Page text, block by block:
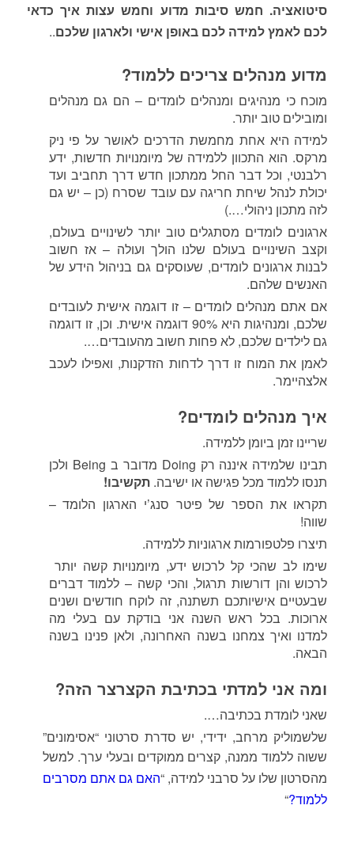
סיטואציה. חמש סיבות מדוע וחמש עצות איך כדאי
לכם לאמץ למידה לכם באופן אישי ולארגון שלכם..
מדוע מנהלים צריכים ללמוד?
מוכח כי מנהיגים ומנהלים לומדים – הם גם מנהלים
ומובילים טוב יותר.
למידה היא אחת מחמשת הדרכים לאושר על פי ניק
מרקס. הוא התכוון ללמידה של מיומנויות חדשות, ידע
רלבנטי, וכל דבר החל ממתכון חדש דרך תחביב ועד
יכולת לנהל שיחת חריגה עם עובד שסרח (כן – יש גם
לזה מתכון ניהולי….)
ארגונים לומדים מסתגלים טוב יותר לשינויים בעולם,
וקצב השינויים בעולם שלנו הולך ועולה – אז חשוב
לבנות ארגונים לומדים, שעוסקים גם בניהול הידע של
האנשים שלהם.
אם אתם מנהלים לומדים – זו דוגמה אישית לעובדים
שלכם, ומנהיגות היא 90% דוגמה אישית. וכן, זו דוגמה
גם לילדים שלכם, לא פחות חשוב מהעובדים….
לאמן את המוח זו דרך לדחות הזדקנות, ואפילו לעכב
אלצהיימר.
איך מנהלים לומדים?
שריינו זמן ביומן ללמידה.
תבינו שלמידה איננה רק Doing מדובר ב Being ולכן
תנסו ללמוד מכל פגישה או ישיבה. תקשיבו!
תקראו את הספר של פיטר סנג’י הארגון הלומד –
שווה!
תיצרו פלטפורמות ארגוניות ללמידה.
שימו לב שהכי קל לרכוש ידע, מיומנויות קשה יותר
לרכוש והן דורשות תרגול, והכי קשה – ללמוד דברים
שבעטיים אישיותכם תשתנה, זה לוקח חודשים ושנים
ארוכות. בכל ראש השנה אני בודקת עם בעלי מה
למדנו ואיך צמחנו בשנה האחרונה, ולאן פנינו בשנה
הבאה.
ומה אני למדתי בכתיבת הקצרצר הזה?
שאני לומדת בכתיבה….
שלשמוליק מרחב, ידידי, יש סדרת סרטוני “אסימונים”
ששוה ללמוד ממנה, קצרים ממוקדים ובעלי ערך.למשל
מהסרטון שלו על סרבני למידה, “האם גם אתם מסרבים
ללמוד?“